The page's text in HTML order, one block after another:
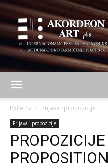
Početna Prijava i propozicije
Prijava i propozicije